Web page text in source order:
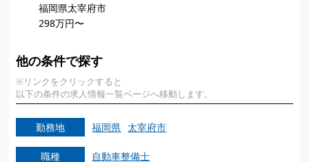
福岡県太宰府市
298万円〜
他の条件で探す
※リンクをクリックすると
以下の条件の求人情報一覧ページへ移動します。
勤務地 福岡県 太宰府市
職種 自動車整備士